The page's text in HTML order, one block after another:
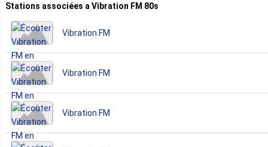
Stations associées a Vibration FM 80s
Vibration FM
Vibration FM
Vibration FM